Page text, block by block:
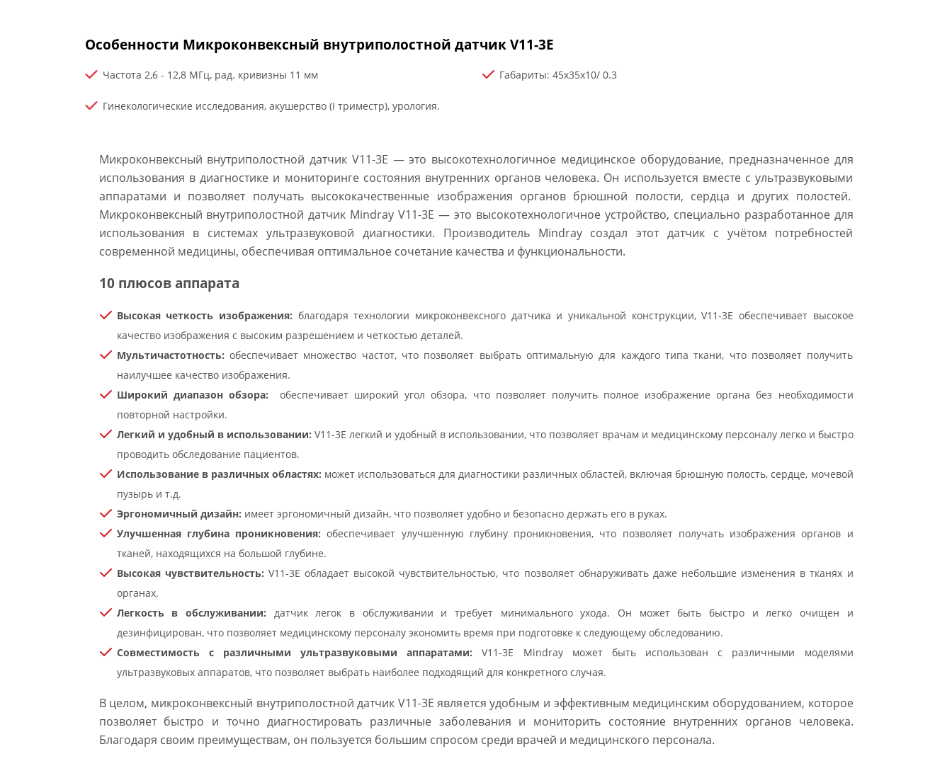
Особенности Микроконвексный внутриполостной датчик V11-3E
Частота 2,6 - 12,8 МГц, рад. кривизны 11 мм
Гинекологические исследования, акушерство (I триместр), урология.
Габариты: 45x35x10/ 0.3
Микроконвексный внутриполостной датчик V11-3E — это высокотехнологичное медицинское оборудование, предназначенное для
использования в диагностике и мониторинге состояния внутренних органов человека. Он используется вместе с ультразвуковыми
аппаратами и позволяет получать высококачественные изображения органов брюшной полости, сердца и других полостей.
Микроконвексный внутриполостной датчик Mindray V11-3E — это высокотехнологичное устройство, специально разработанное для
использования в системах ультразвуковой диагностики. Производитель Mindray создал этот датчик с учётом потребностей
современной медицины, обеспечивая оптимальное сочетание качества и функциональности.
10 плюсов аппарата
Высокая четкость изображения: благодаря технологии микроконвексного датчика и уникальной конструкции, V11-3E обеспечивает высокое
качество изображения с высоким разрешением и четкостью деталей.
Мультичастотность: обеспечивает множество частот, что позволяет выбрать оптимальную для каждого типа ткани, что позволяет получить
наилучшее качество изображения.
Широкий диапазон обзора: обеспечивает широкий угол обзора, что позволяет получить полное изображение органа без необходимости
повторной настройки.
Легкий и удобный в использовании: V11-3E легкий и удобный в использовании, что позволяет врачам и медицинскому персоналу легко и быстро
проводить обследование пациентов.
Использование в различных областях: может использоваться для диагностики различных областей, включая брюшную полость, сердце, мочевой
пузырь и т.д.
Эргономичный дизайн: имеет эргономичный дизайн, что позволяет удобно и безопасно держать его в руках.
Улучшенная глубина проникновения: обеспечивает улучшенную глубину проникновения, что позволяет получать изображения органов и
тканей, находящихся на большой глубине.
Высокая чувствительность: V11-3E обладает высокой чувствительностью, что позволяет обнаруживать даже небольшие изменения в тканях и
органах.
Легкость в обслуживании: датчик легок в обслуживании и требует минимального ухода. Он может быть быстро и легко очищен и
дезинфицирован, что позволяет медицинскому персоналу экономить время при подготовке к следующему обследованию.
Совместимость с различными ультразвуковыми аппаратами: V11-3E Mindray может быть использован с различными моделями
ультразвуковых аппаратов, что позволяет выбрать наиболее подходящий для конкретного случая.
В целом, микроконвексный внутриполостной датчик V11-3E является удобным и эффективным медицинским оборудованием, которое
позволяет быстро и точно диагностировать различные заболевания и мониторить состояние внутренних органов человека.
Благодаря своим преимуществам, он пользуется большим спросом среди врачей и медицинского персонала.